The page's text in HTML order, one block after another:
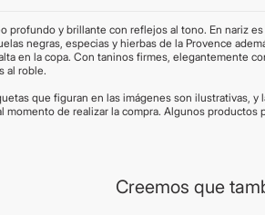
profundo y brillante con reflejos al tono. En nariz
negras, especias y hierbas de la Provence
en la copa. Con taninos firmes, elegantemente
al roble.
que figuran en las imágenes son ilustrativas, y
momento de realizar la compra. Algunos productos
Creemos que